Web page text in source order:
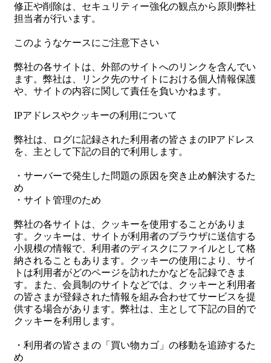
修正や削除は、セキュリティー強化の観点から原則弊社
担当者が行います。
このようなケースにご注意下さい
弊社の各サイトは、外部のサイトへのリンクを含んでい
ます。弊社は、リンク先のサイトにおける個人情報保護
や、サイトの内容に関して責任を負いかねます。
IPアドレスやクッキーの利用について
弊社は、ログに記録された利用者の皆さまのIPアドレス
を、主として下記の目的で利用します。
・サーバーで発生した問題の原因を突き止め解決するた
め
・サイト管理のため
弊社の各サイトは、クッキーを使用することがありま
す。クッキーは、サイトが利用者のブラウザに送信する
小規模の情報で、利用者のディスクにファイルとして格
納されることもあります。クッキーの使用により、サイ
トは利用者がどのページを訪れたかなどを記録できま
す。また、会員制のサイトなどでは、クッキーと利用者
の皆さまが登録された情報を組み合わせてサービスを提
供する場合があります。弊社は、主として下記の目的で
クッキーを利用します。
・利用者の皆さまの「買い物カゴ」の移動を追跡するた
め